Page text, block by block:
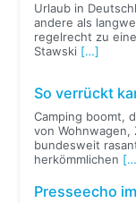
Urlaub in
andere als
regelrecht zu
Stawski […]
So verrückt
Camping boomt,
von Wohnwagen,
bundesweit
herkömmlichen
Presseecho